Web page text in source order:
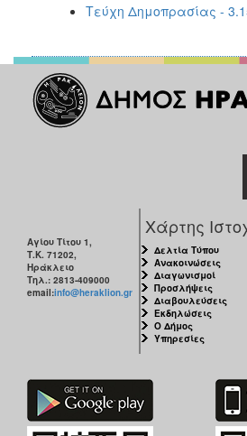
Τεύχη Δημοπρασίας -
Αγίου Τίτου 1,
Τ.Κ. 71202,
Ηράκλειο
Τηλ.: 2813-409000
email:info@heraklion.gr
Χάρτης
Δελτία Τύπου
Ανακοινώσεις
Διαγωνισμοί
Προσλήψεις
Διαβουλεύσεις
Εκδηλώσεις
Ο Δήμος
Υπηρεσίες